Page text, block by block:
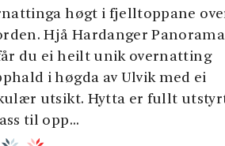
høgt i fjelltoppane
Hjå Hardanger Panorama
du ei heilt unik overnatting
i høgda av Ulvik med ei
utsikt. Hytta er fullt
til opp...